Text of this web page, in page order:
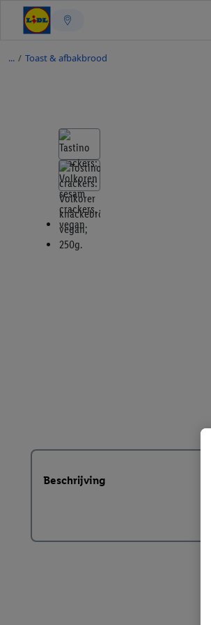
/ Toast & afbakbrood
Beschrijving